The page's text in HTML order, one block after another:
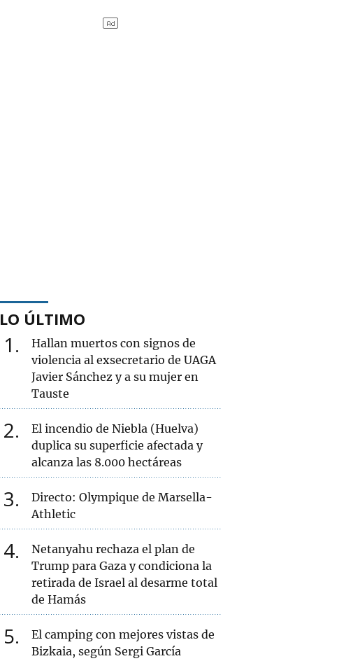
LO ÚLTIMO
1
Hallan muertos con signos de
violencia al exsecretario de UAGA
Javier Sánchez y a su mujer en
Tauste
2
El incendio de Niebla (Huelva)
duplica su superficie afectada y
alcanza las 8.000 hectáreas
3
Directo: Olympique de Marsella-
Athletic
4
Netanyahu rechaza el plan de
Trump para Gaza y condiciona la
retirada de Israel al desarme total
de Hamás
5
El camping con mejores vistas de
Bizkaia, según Sergi García